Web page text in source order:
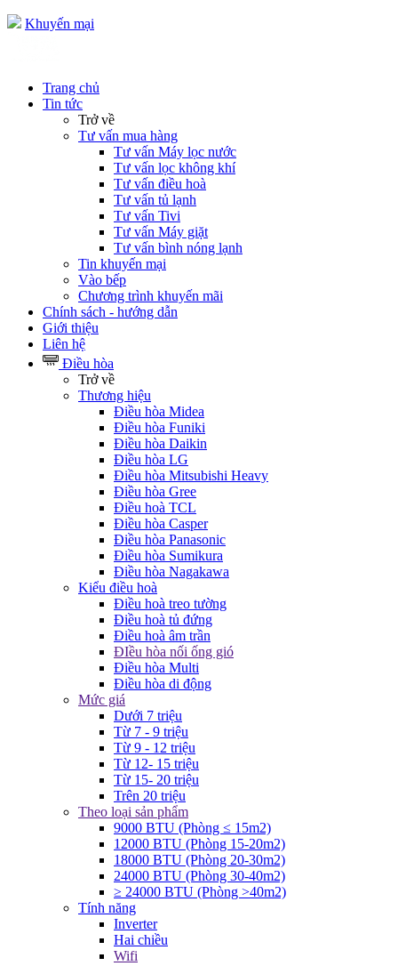
Khuyến mại
Trang chủ
Tin tức
Trở về
Tư vấn mua hàng
Tư vấn Máy lọc nước
Tư vấn lọc không khí
Tư vấn điều hoà
Tư vấn tủ lạnh
Tư vấn Tivi
Tư vấn Máy giặt
Tư vấn bình nóng lạnh
Tin khuyến mại
Vào bếp
Chương trình khuyến mãi
Chính sách - hướng dẫn
Giới thiệu
Liên hệ
Điều hòa
Trở về
Thương hiệu
Điều hòa Midea
Điều hòa Funiki
Điều hòa Daikin
Điều hòa LG
Điều hòa Mitsubishi Heavy
Điều hòa Gree
Điều hoà TCL
Điều hòa Casper
Điều hòa Panasonic
Điều hòa Sumikura
Điều hòa Nagakawa
Kiểu điều hoà
Điều hoà treo tường
Điều hoà tủ đứng
Điều hoà âm trần
ĐIều hòa nối ống gió
Điều hòa Multi
Điều hòa di động
Mức giá
Dưới 7 triệu
Từ 7 - 9 triệu
Từ 9 - 12 triệu
Từ 12- 15 triệu
Từ 15- 20 triệu
Trên 20 triệu
Theo loại sản phẩm
9000 BTU (Phòng ≤ 15m2)
12000 BTU (Phòng 15-20m2)
18000 BTU (Phòng 20-30m2)
24000 BTU (Phòng 30-40m2)
≥ 24000 BTU (Phòng >40m2)
Tính năng
Inverter
Hai chiều
Wifi